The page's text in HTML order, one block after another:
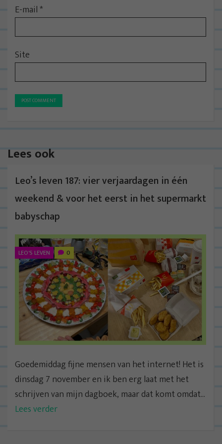
E-mail*
Site
Lees ook
Leo’s leven 187: vier verjaardagen in één
weekend & voor het eerst in het supermarkt
babyschap
LEO'S LEVEN 0
Goedemiddag fijne mensen van het internet! Het is
dinsdag 7 november en ik ben erg laat met het
schrijven van mijn dagboek, maar dat komt omdat...
Lees verder